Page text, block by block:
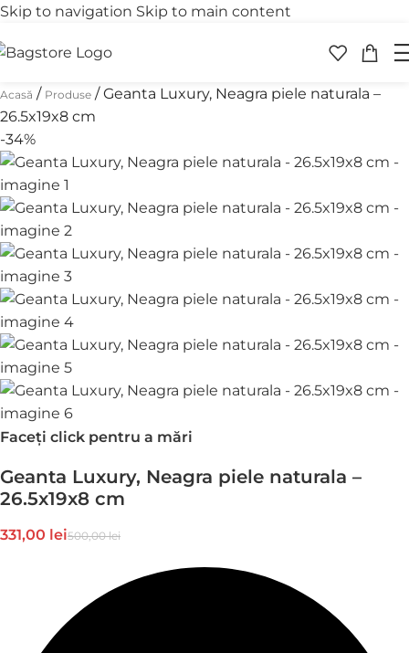
Skip to navigation Skip to main content
Transport gratuit
Acasă / Produse /Geanta Luxury, Neagra piele naturala –
26.5x19x8 cm
-34%
Faceți click pentru a mări
Geanta Luxury, Neagra piele naturala –
26.5x19x8 cm
500,00lei
331,00 lei